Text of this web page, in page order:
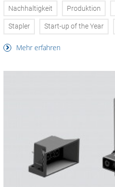
Nachhaltigkeit Produktion
Stapler Start-up of the Year
Mehr erfahren